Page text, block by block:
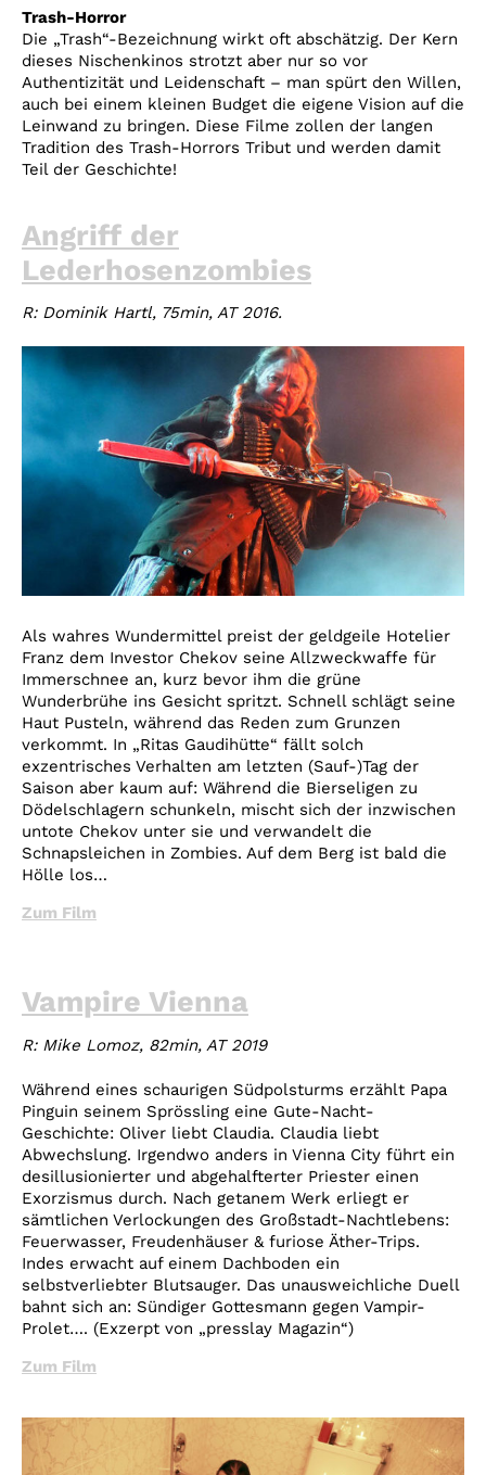
Trash-Horror
Die „Trash“-Bezeichnung wirkt oft abschätzig. Der Kern
dieses Nischenkinos strotzt aber nur so vor
Authentizität und Leidenschaft – man spürt den Willen,
auch bei einem kleinen Budget die eigene Vision auf die
Leinwand zu bringen. Diese Filme zollen der langen
Tradition des Trash-Horrors Tribut und werden damit
Teil der Geschichte!
Angriff der
Lederhosenzombies
R: Dominik Hartl, 75min, AT 2016.
Als wahres Wundermittel preist der geldgeile Hotelier
Franz dem Investor Chekov seine Allzweckwaffe für
Immerschnee an, kurz bevor ihm die grüne
Wunderbrühe ins Gesicht spritzt. Schnell schlägt seine
Haut Pusteln, während das Reden zum Grunzen
verkommt. In „Ritas Gaudihütte“ fällt solch
exzentrisches Verhalten am letzten (Sauf-)Tag der
Saison aber kaum auf: Während die Bierseligen zu
Dödelschlagern schunkeln, mischt sich der inzwischen
untote Chekov unter sie und verwandelt die
Schnapsleichen in Zombies. Auf dem Berg ist bald die
Hölle los…
Zum Film
Vampire Vienna
R: Mike Lomoz, 82min, AT 2019
Während eines schaurigen Südpolsturms erzählt Papa
Pinguin seinem Sprössling eine Gute-Nacht-
Geschichte: Oliver liebt Claudia. Claudia liebt
Abwechslung. Irgendwo anders in Vienna City führt ein
desillusionierter und abgehalfterter Priester einen
Exorzismus durch. Nach getanem Werk erliegt er
sämtlichen Verlockungen des Großstadt-Nachtlebens:
Feuerwasser, Freudenhäuser & furiose Äther-Trips.
Indes erwacht auf einem Dachboden ein
selbstverliebter Blutsauger. Das unausweichliche Duell
bahnt sich an: Sündiger Gottesmann gegen Vampir-
Prolet…. (Exzerpt von „presslay Magazin“)
Zum Film